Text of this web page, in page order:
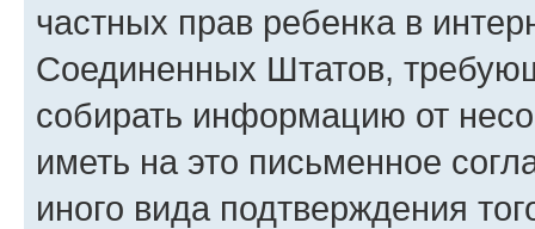
частных прав ребенка в
Соединенных Штатов,
собирать информацию от
иметь на это письменное
иного вида подтверждения